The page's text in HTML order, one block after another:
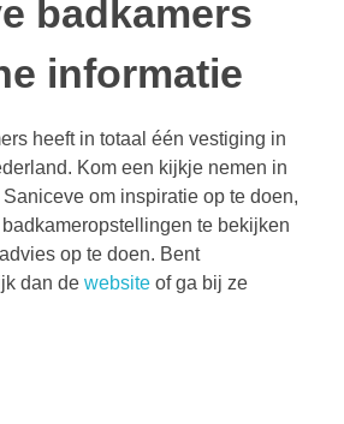
badkamers
informatie
heeft in totaal één vestiging in
Kom een kijkje nemen in
om inspiratie op te doen,
te bekijken
op te doen. Bent
dan de website of ga bij ze